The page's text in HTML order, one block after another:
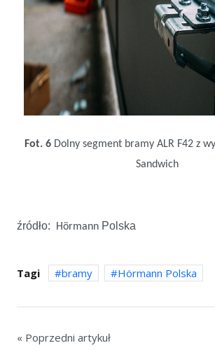
Fot. 6 Dolny segment bramy ALR F42 z
Sandwich
źródło: Hörmann Polska
Tagi bramy Hörmann Polska
« Poprzedni artykuł